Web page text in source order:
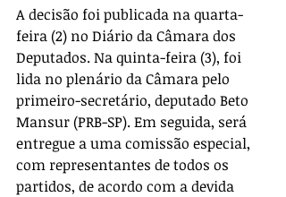
A decisão foi publicada na quarta-
feira (2) no Diário da Câmara dos
Deputados. Na quinta-feira (3), foi
lida no plenário da Câmara pelo
primeiro-secretário, deputado Beto
Mansur (PRB-SP). Em seguida, será
entregue a uma comissão especial,
com representantes de todos os
partidos, de acordo com a devida